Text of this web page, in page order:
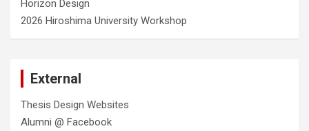
Horizon Design
2026 Hiroshima University Workshop
External
Thesis Design Websites
Alumni @ Facebook